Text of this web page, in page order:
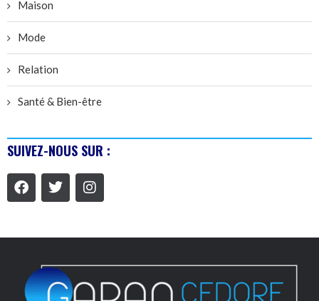
Maison
Mode
Relation
Santé & Bien-être
SUIVEZ-NOUS SUR :